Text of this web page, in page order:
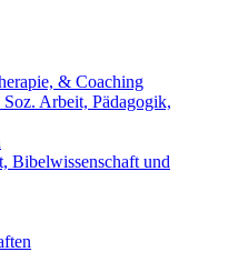
& Coaching
Arbeit, Pädagogik,
Bibelwissenschaft und